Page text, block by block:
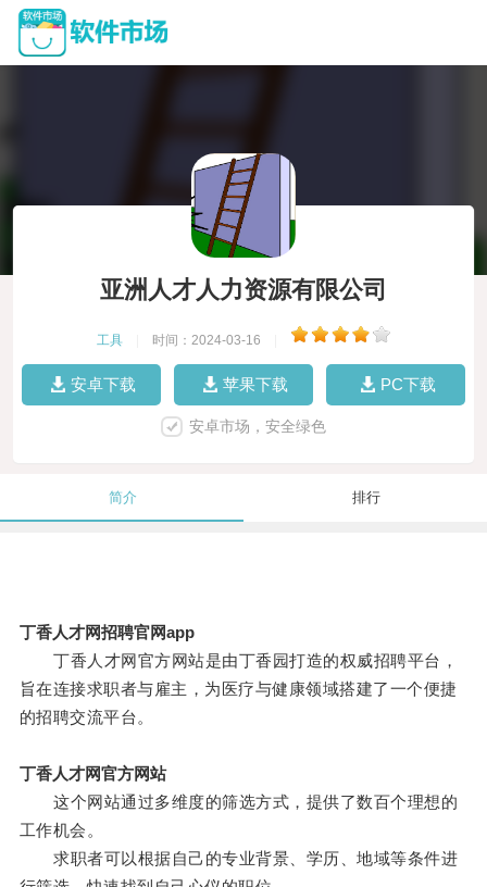
亚洲人才人力资源有限公司
工具 时间：2024-03-16
安卓下载 苹果下载 PC下载
安卓市场，安全绿色
简介 排行
丁香人才网招聘官网app
丁香人才网官方网站是由丁香园打造的权威招聘平台，
旨在连接求职者与雇主，为医疗与健康领域搭建了一个便捷
的招聘交流平台。
丁香人才网官方网站
这个网站通过多维度的筛选方式，提供了数百个理想的
工作机会。
求职者可以根据自己的专业背景、学历、地域等条件进